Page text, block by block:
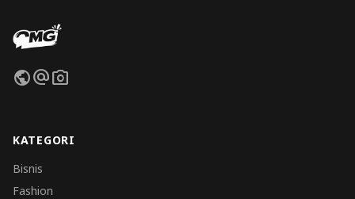
publicalternate_emailphoto_camera
KATEGORI
Bisnis
Fashion